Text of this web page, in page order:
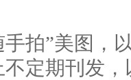
”美图，
不定期刊发